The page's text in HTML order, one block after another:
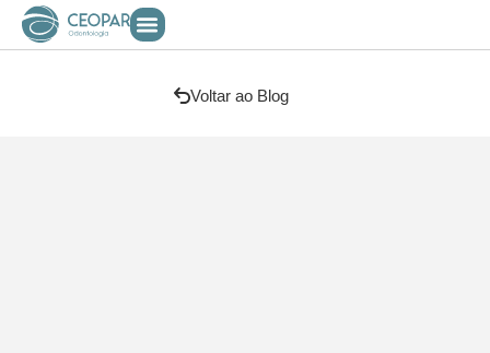
Voltar ao Blog